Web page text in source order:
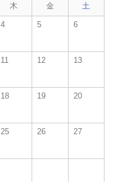
木 金 土
4 5 6
11 12 13
18 19 20
25 26 27